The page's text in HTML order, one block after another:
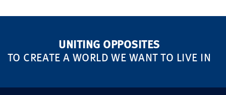
UNITING OPPOSITES
TO CREATE A WORLD WE WANT TO LIVE IN